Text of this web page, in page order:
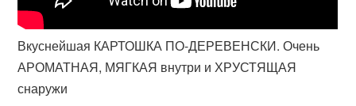
Вкуснейшая КАРТОШКА ПО-ДЕРЕВЕНСКИ. Очень
АРОМАТНАЯ, МЯГКАЯ внутри и ХРУСТЯЩАЯ
снаружи